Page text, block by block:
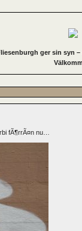
ger sin syn
fÃ¶rrÃ¤n nu…